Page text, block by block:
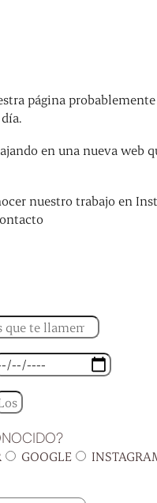
página
en una nueva web
nuestro trabajo en
GOOGLE